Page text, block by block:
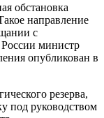
обстановка
направление
с
министр
опубликован в
резерва,
под руководством